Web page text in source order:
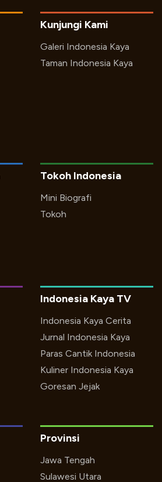
Kunjungi Kami
Galeri Indonesia Kaya
Taman Indonesia Kaya
Tokoh Indonesia
Mini Biografi
Tokoh
Indonesia Kaya TV
Indonesia Kaya Cerita
Jurnal Indonesia Kaya
Paras Cantik Indonesia
Kuliner Indonesia Kaya
Goresan Jejak
Provinsi
Jawa Tengah
Sulawesi Utara